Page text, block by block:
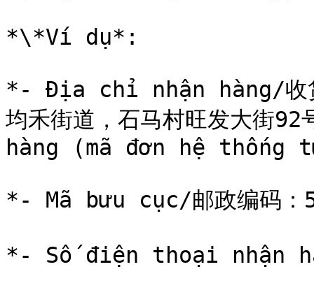
*\*Ví dụ*:
*- Địa chỉ nhận hàng/收货
均禾街道，石马村旺发大街
hàng (mã đơn hệ thống
*- Mã bưu cục/邮政编码：
*- Số điện thoại nhận